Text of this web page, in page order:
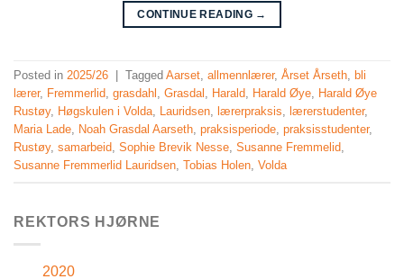
CONTINUE READING →
Posted in 2025/26 Tagged Aarset, allmennlærer, Årset Årseth, bli
lærer, Fremmerlid, grasdahl , Grasdal , Harald, Harald Øye, Harald Øye
Rustøy, Høgskulen i Volda, Lauridsen, lærerpraksis, lærerstudenter,
Maria Lade, Noah Grasdal Aarseth, praksisperiode, praksisstudenter,
Rustøy, samarbeid, Sophie Brevik Nesse, Susanne Fremmelid,
Susanne Fremmerlid Lauridsen, Tobias Holen, Volda
REKTORS HJØRNE
2020